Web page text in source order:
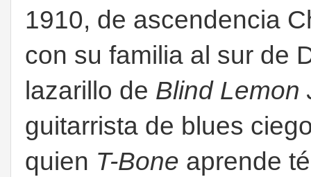
1910, de ascendencia
con su familia al sur de
lazarillo de Blind Lemon
guitarrista de blues
quien T-Bone aprende